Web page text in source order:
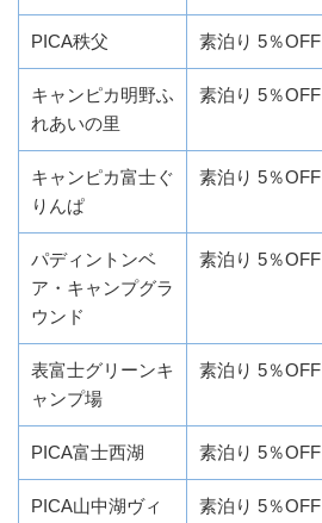
PICA秩父 素泊り 5％OFF
キャンピカ明野ふ
れあいの里
素泊り 5％OFF
キャンピカ富士ぐ
りんぱ
素泊り 5％OFF
パディントンベ
ア・キャンプグラ
ウンド
素泊り 5％OFF
表富士グリーンキ
ャンプ場
素泊り 5％OFF
PICA富士西湖 素泊り 5％OFF
PICA山中湖ヴィ
素泊り 5％OFF